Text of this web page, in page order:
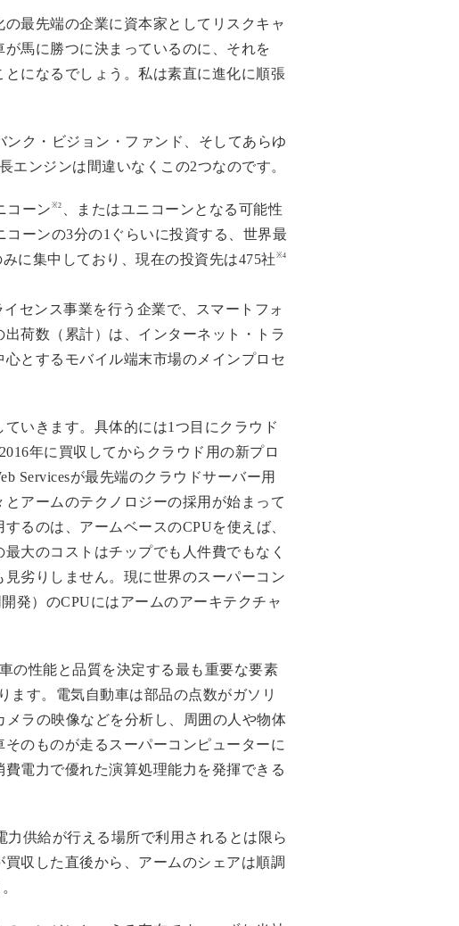
最先端の企業に資本家としてリスクキャ
馬に勝つに決まっているのに、それを
になるでしょう。私は素直に進化に順張
ク・ビジョン・ファンド、そしてあらゆ
ンジンは間違いなくこの2つなのです。
コーン ※2
、またはユニコーンとなる可能性
ーンの3分の1ぐらいに投資する、世界最
に集中しており、現在の投資先は475社 ※4
センス事業を行う企業で、スマートフォ
荷数（累計）は、インターネット・トラ
とするモバイル端末市場のメインプロセ
いきます。具体的には1つ目にクラウド
年に買収してからクラウド用の新プロ
Servicesが最先端のクラウドサーバー用
アームのテクノロジーの採用が始まって
るのは、アームベースのCPUを使えば、
大のコストはチップでも人件費でもなく
劣りしません。現に世界のスーパーコン
発）のCPUにはアームのアーキテクチャ
の性能と品質を決定する最も重要な要素
ます。電気自動車は部品の点数がガソリ
ラの映像などを分析し、周囲の人や物体
のものが走るスーパーコンピューターに
電力で優れた演算処理能力を発揮できる
供給が行える場所で利用されるとは限ら
収した直後から、アームのシェアは順調